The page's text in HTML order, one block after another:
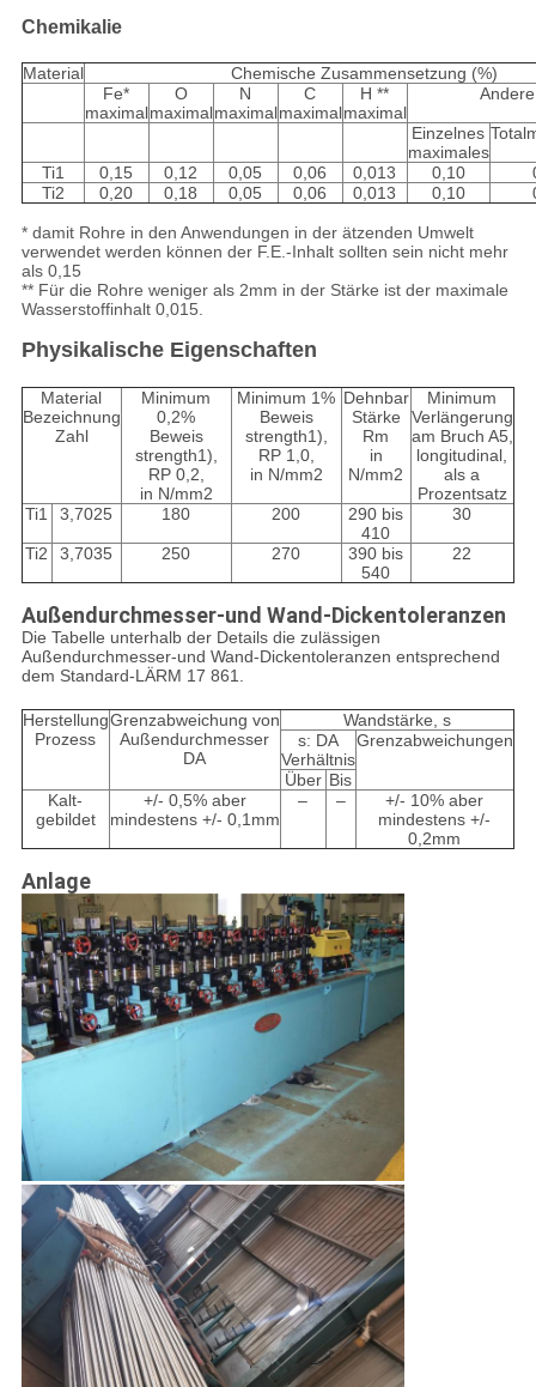
Chemikalie
Material
Chemische Zusammensetzung (%)
Fe*
maximal
O
maximal
N
maximal
C
maximal
H **
maximal
Andere
Einzelnes
maximales
Ti1 0,15 0,12 0,05 0,06 0,013 0,10
Ti2
0,20 0,18 0,05 0,06 0,013 0,10
* damit Rohre in den Anwendungen in der ätzenden Umwelt
verwendet werden können der F.E.-Inhalt sollten sein nicht mehr
als 0,15
** Für die Rohre weniger als 2mm in der Stärke ist der maximale
Wasserstoffinhalt 0,015.
Physikalische Eigenschaften
Material
Bezeichnung
Zahl
Minimum
0,2%
Beweis
strength1),
RP 0,2,
in N/mm2
Minimum 1%
Beweis
strength1),
RP 1,0,
in N/mm2
Dehnbar
Stärke
Rm
in
N/mm2
Minimum
Verlängerung
am Bruch A5,
longitudinal,
als a
Prozentsatz
Ti1
3,7025 180 200
290 bis
410
30
Ti2 3,7035 250 270
390 bis
540
22
Außendurchmesser-und Wand-Dickentoleranzen
Die Tabelle unterhalb der Details die zulässigen
Außendurchmesser-und Wand-Dickentoleranzen entsprechend
dem Standard-LÄRM 17 861.
Herstellung
Prozess
Grenzabweichung von
Außendurchmesser
DA
Wandstärke, s
s: DA
Verhältnis
Grenzabweichungen
Über Bis
Kalt-
gebildet
+/- 0,5% aber
mindestens +/- 0,1mm
– –
+/- 10% aber
mindestens +/-
0,2mm
Anlage